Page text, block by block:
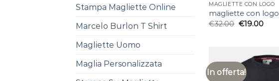
Stampa Magliette Online
Marcelo Burlon T Shirt
Magliette Uomo
Maglia Personalizzata
MAGLIETTE CON LOGO
magliette con logo
€32.00 €19.00
In offerta!